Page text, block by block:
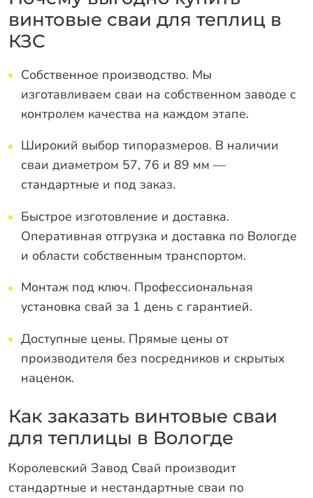
винтовые сваи для теплиц в
КЗС
Собственное производство. Мы
изготавливаем сваи на собственном заводе с
контролем качества на каждом этапе.
Широкий выбор типоразмеров. В наличии
сваи диаметром 57, 76 и 89 мм —
стандартные и под заказ.
Быстрое изготовление и доставка.
Оперативная отгрузка и доставка по Вологде
и области собственным транспортом.
Монтаж под ключ. Профессиональная
установка свай за 1 день с гарантией.
Доступные цены. Прямые цены от
производителя без посредников и скрытых
наценок.
Как заказать винтовые сваи
для теплицы в Вологде
Королевский Завод Свай производит
стандартные и нестандартные сваи по